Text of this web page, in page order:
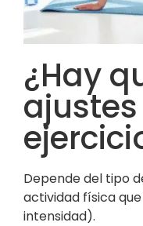
¿Hay
Depende del tipo
actividad física
intensidad).